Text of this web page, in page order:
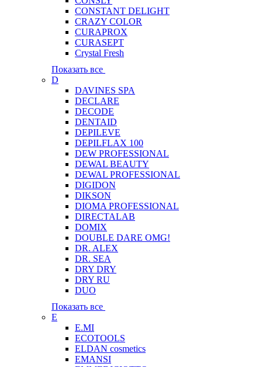
CONSTANT DELIGHT
CRAZY COLOR
CURAPROX
CURASEPT
Crystal Fresh
Показать все
D
DAVINES SPA
DECLARE
DECODE
DENTAID
DEPILEVE
DEPILFLAX 100
DEW PROFESSIONAL
DEWAL BEAUTY
DEWAL PROFESSIONAL
DIGIDON
DIKSON
DIOMA PROFESSIONAL
DIRECTALAB
DOMIX
DOUBLE DARE OMG!
DR. ALEX
DR. SEA
DRY DRY
DRY RU
DUO
Показать все
E
E.MI
ECOTOOLS
ELDAN cosmetics
EMANSI